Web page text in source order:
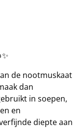
de nootmuskaat
dan
in soepen,
en
diepte aan